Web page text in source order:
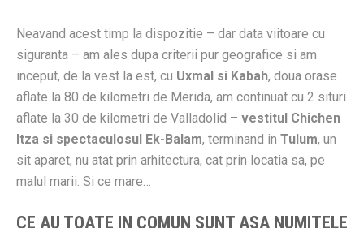
Neavand acest timp la dispozitie – dar data viitoare cu
siguranta – am ales dupa criterii pur geografice si am
inceput, de la vest la est, cu Uxmal si Kabah, doua orase
aflate la 80 de kilometri de Merida, am continuat cu 2 situri
aflate la 30 de kilometri de Valladolid – vestitul Chichen
Itza si spectaculosul Ek-Balam, terminand in Tulum, un
sit aparet, nu atat prin arhitectura, cat prin locatia sa, pe
malul marii. Si ce mare…
CE AU TOATE IN COMUN SUNT ASA NUMITELE